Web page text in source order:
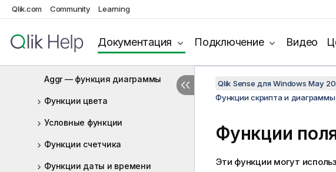
Qlik.com Community Learning
Документация Подключение Видео
Операторы
Функции скрипта и диаграммы
Aggr — функция диаграммы
Функции цвета
Условные функции
Функции счетчика
Функции даты и времени
Qlik Sense для Windows May
Функции скрипта и диаграммы
Функции
Эти функции могут